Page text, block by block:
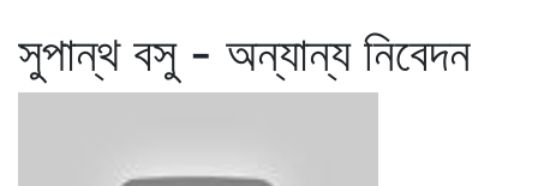
সুপান্থ বসু - অন্যান্য নিবেদন